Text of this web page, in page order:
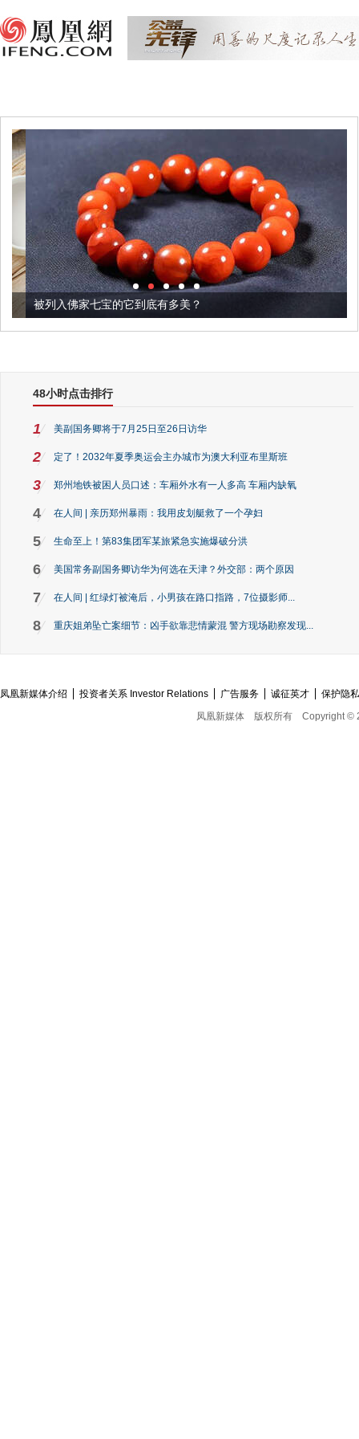
被列入佛家七宝的它到底有多美？
48小时点击排行
1 美副国务卿将于7月25日至26日访华
2 定了！2032年夏季奥运会主办城市为澳大利亚布里斯班
3 郑州地铁被困人员口述：车厢外水有一人多高 车厢内缺氧
4 在人间 | 亲历郑州暴雨：我用皮划艇救了一个孕妇
5 生命至上！第83集团军某旅紧急实施爆破分洪
6 美国常务副国务卿访华为何选在天津？外交部：两个原因
7 在人间 | 红绿灯被淹后，小男孩在路口指路，7位摄影师...
8 重庆姐弟坠亡案细节：凶手欲靠悲情蒙混 警方现场勘察发现...
凤凰新媒体介绍 投资者关系 Investor Relations 广告服务 诚征英才
保护隐
凤凰新媒体
版权所有 Copyright ©